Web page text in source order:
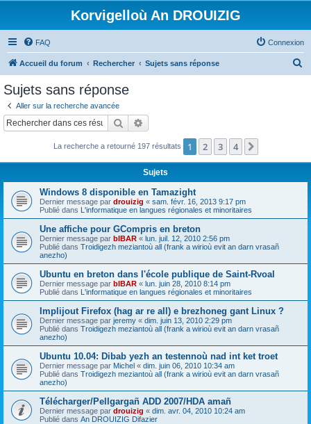
Korvigelloù An DROUIZIG
FAQ Connexion
Accueil du forum Rechercher Sujets sans réponse
c
Sujets sans réponse
Aller sur la recherche avancée
Rechercher
La recherche a retourné 197 résultats 1 2 3 4
Sujets
Windows 8 disponible en Tamazight
Dernier message par drouizig « sam. févr. 16, 2013 9:17 pm
Publié dans L'informatique en langues régionales et minoritaires
Une affiche pour GCompris en breton
Dernier message par bIBAR « lun. juil. 12, 2010 2:56 pm
Publié dans Troidigezh meziantoù all (frank a wirioù evit an darn vrasañ
anezho)
Ubuntu en breton dans l'école publique de Saint-Rvoal
Dernier message par bIBAR « lun. juin 28, 2010 8:14 pm
Publié dans L'informatique en langues régionales et minoritaires
Implijout Firefox (hag ar re all) e brezhoneg gant Linux ?
Dernier message par jeremy « dim. juin 13, 2010 2:29 pm
Publié dans Troidigezh meziantoù all (frank a wirioù evit an darn vrasañ
anezho)
Ubuntu 10.04: Dibab yezh an testennoù nad int ket troet
Dernier message par Michel « dim. juin 06, 2010 10:34 am
Publié dans Troidigezh meziantoù all (frank a wirioù evit an darn vrasañ
anezho)
Télécharger/Pellgargañ ADD 2007/HDA amañ
Dernier message par drouizig « dim. avr. 04, 2010 10:24 am
Publié dans An DROUIZIG Difazier